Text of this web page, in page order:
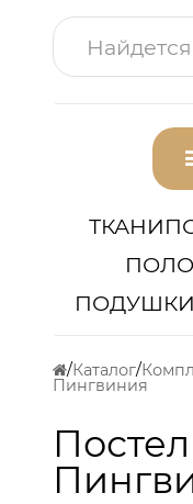
ТКАНИ
ПОДУШКИ
Каталог
Пингвиния